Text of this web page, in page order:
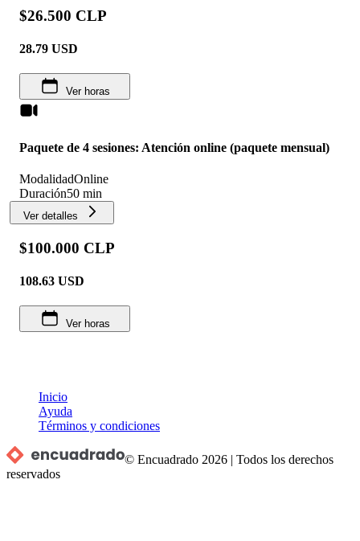
$26.500 CLP
28.79 USD
Ver horas
Paquete de 4 sesiones: Atención online (paquete mensual)
ModalidadOnline
Duración50 min
Ver detalles
$100.000 CLP
108.63 USD
Ver horas
Inicio
Ayuda
Términos y condiciones
© Encuadrado 2026 |Todos los derechos
reservados